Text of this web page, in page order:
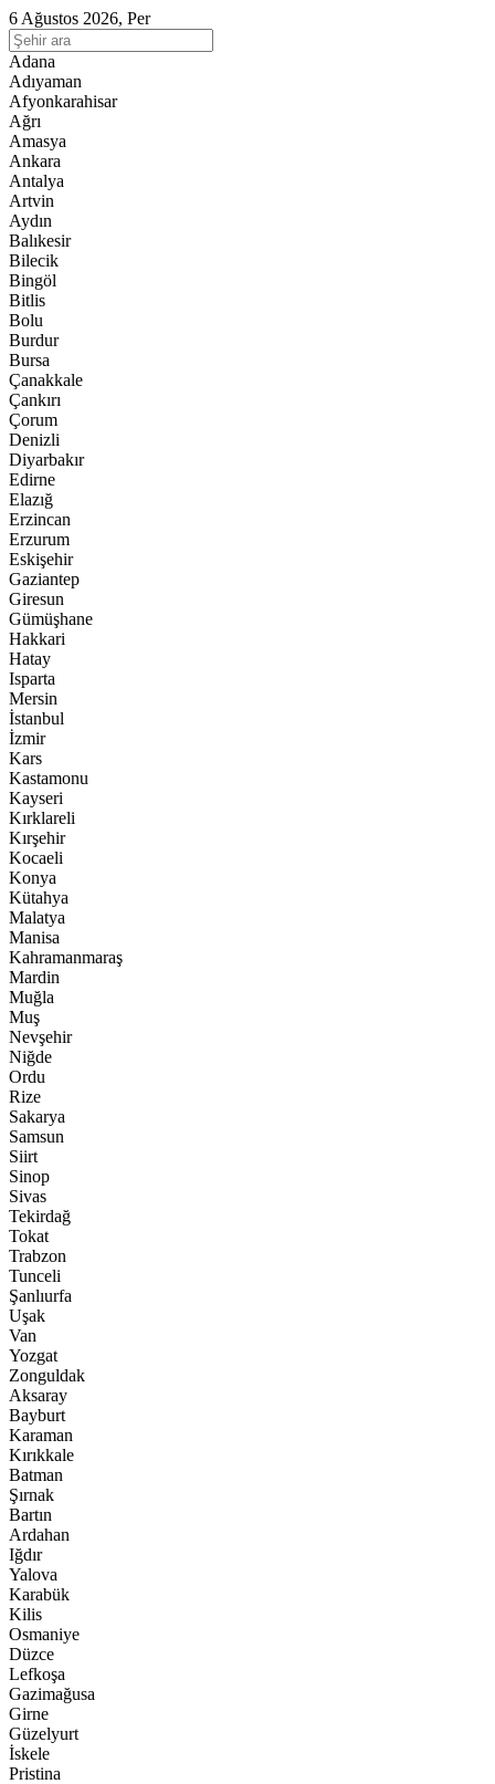
6 Ağustos 2026, Per
Adana
Adıyaman
Afyonkarahisar
Ağrı
Amasya
Ankara
Antalya
Artvin
Aydın
Balıkesir
Bilecik
Bingöl
Bitlis
Bolu
Burdur
Bursa
Çanakkale
Çankırı
Çorum
Denizli
Diyarbakır
Edirne
Elazığ
Erzincan
Erzurum
Eskişehir
Gaziantep
Giresun
Gümüşhane
Hakkari
Hatay
Isparta
Mersin
İstanbul
İzmir
Kars
Kastamonu
Kayseri
Kırklareli
Kırşehir
Kocaeli
Konya
Kütahya
Malatya
Manisa
Kahramanmaraş
Mardin
Muğla
Muş
Nevşehir
Niğde
Ordu
Rize
Sakarya
Samsun
Siirt
Sinop
Sivas
Tekirdağ
Tokat
Trabzon
Tunceli
Şanlıurfa
Uşak
Van
Yozgat
Zonguldak
Aksaray
Bayburt
Karaman
Kırıkkale
Batman
Şırnak
Bartın
Ardahan
Iğdır
Yalova
Karabük
Kilis
Osmaniye
Düzce
Lefkoşa
Gazimağusa
Girne
Güzelyurt
İskele
Pristina